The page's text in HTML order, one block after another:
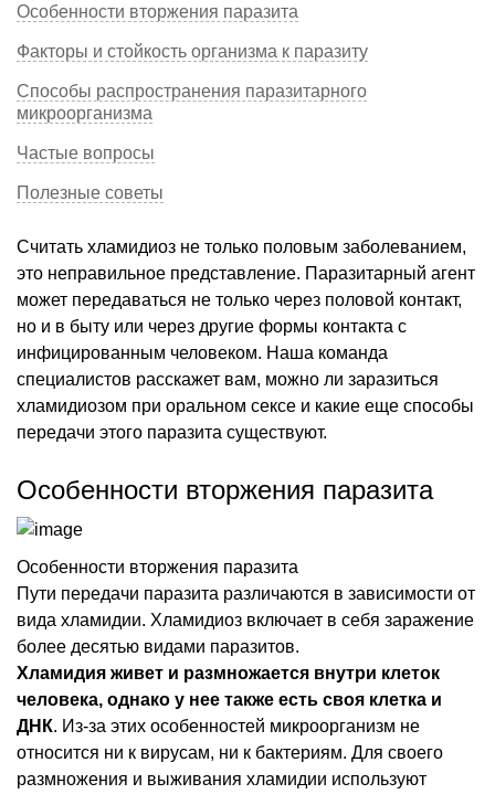
Особенности вторжения паразита
Факторы и стойкость организма к паразиту
Способы распространения паразитарного
микроорганизма
Частые вопросы
Полезные советы
Считать хламидиоз не только половым заболеванием,
это неправильное представление. Паразитарный агент
может передаваться не только через половой контакт,
но и в быту или через другие формы контакта с
инфицированным человеком. Наша команда
специалистов расскажет вам, можно ли заразиться
хламидиозом при оральном сексе и какие еще способы
передачи этого паразита существуют.
Особенности вторжения паразита
Особенности вторжения паразита
Пути передачи паразита различаются в зависимости от
вида хламидии. Хламидиоз включает в себя заражение
более десятью видами паразитов.
Хламидия живет и размножается внутри клеток
человека, однако у нее также есть своя клетка и
ДНК. Из-за этих особенностей микроорганизм не
относится ни к вирусам, ни к бактериям. Для своего
размножения и выживания хламидии используют